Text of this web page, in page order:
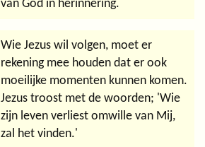
van God in herinnering.
Wie Jezus wil volgen, moet er
rekening mee houden dat er ook
moeilijke momenten kunnen komen.
Jezus troost met de woorden; 'Wie
zijn leven verliest omwille van Mij,
zal het vinden.'